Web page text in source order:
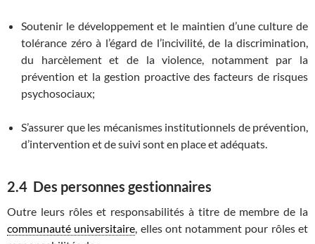
Soutenir le développement et le maintien d’une culture de
tolérance zéro à l’égard de l’incivilité, de la discrimination,
du harcèlement et de la violence, notamment par la
prévention et la gestion proactive des facteurs de risques
psychosociaux;
S’assurer que les mécanismes institutionnels de prévention,
d’intervention et de suivi sont en place et adéquats.
2.4 Des personnes gestionnaires
Outre leurs rôles et responsabilités à titre de membre de la
communauté universitaire, elles ont notamment pour rôles et